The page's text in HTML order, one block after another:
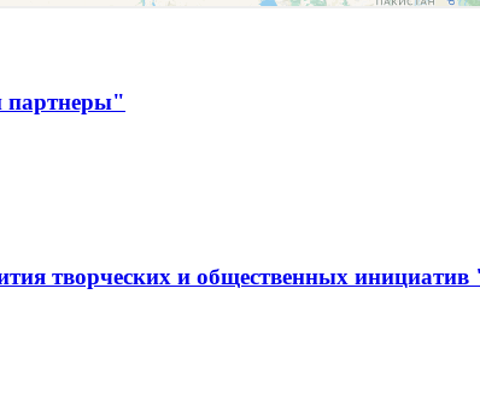
партнеры"
творческих и общественных